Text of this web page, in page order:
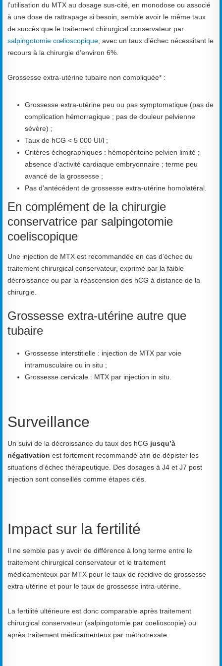
l’utilisation du MTX au dosage sus-cité, en monodose ou associé
à une dose de rattrapage si besoin, semble avoir le même taux
de succès que le traitement chirurgical conservateur par
salpingotomie cœlioscopique , avec un taux d’échec nécessitant le
recours à la chirurgie d’environ 6%.
Grossesse extra-utérine tubaire non compliquée* :
Grossesse extra-utérine peu ou pas symptomatique (pas de
complication hémorragique ; pas de douleur pelvienne
sévère) ;
Taux de hCG < 5 000 UI/l ;
Critères échographiques : hémopéritoine pelvien limité ;
absence d'activité cardiaque embryonnaire ; terme peu
avancé de la grossesse ;
Pas d'antécédent de grossesse extra-utérine homolatéral.
En complément de la chirurgie
conservatrice par salpingotomie
coeliscopique
Une injection de MTX est recommandée en cas d’échec du
traitement chirurgical conservateur, exprimé par la faible
décroissance ou par la réascension des hCG à distance de la
chirurgie.
Grossesse extra-utérine autre que
tubaire
Grossesse interstitielle : injection de MTX par voie
intramusculaire ou in situ ;
Grossesse cervicale : MTX par injection in situ.
Surveillance
Un suivi de la décroissance du taux des hCG jusqu’à
négativation est fortement recommandé afin de dépister les
situations d’échec thérapeutique. Des dosages à J4 et J7 post
injection sont conseillés comme étapes clés.
Impact sur la fertilité
Il ne semble pas y avoir de différence à long terme entre le
traitement chirurgical conservateur et le traitement
médicamenteux par MTX pour le taux de récidive de grossesse
extra-utérine et pour le taux de grossesse intra-utérine.
La fertilité ultérieure est donc comparable après traitement
chirurgical conservateur (salpingotomie par coelioscopie) ou
après traitement médicamenteux par méthotrexate.